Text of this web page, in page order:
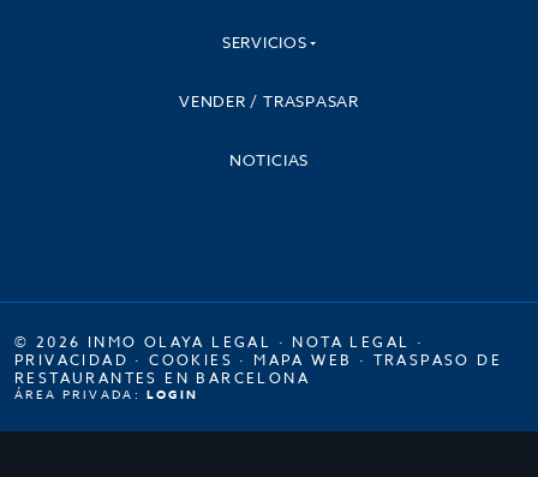
SERVICIOS
VENDER / TRASPASAR
NOTICIAS
© 2026 INMO OLAYA LEGAL · NOTA LEGAL ·
PRIVACIDAD ·COOKIES · MAPA WEB · TRASPASO DE
RESTAURANTES EN BARCELONA
ÁREA PRIVADA: LOGIN